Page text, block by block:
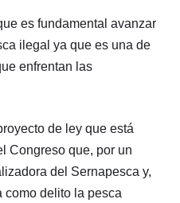
es fundamental avanzar
ilegal ya que es una de
enfrentan las
de ley que está
Congreso que, por un
del Sernapesca y,
como delito la pesca